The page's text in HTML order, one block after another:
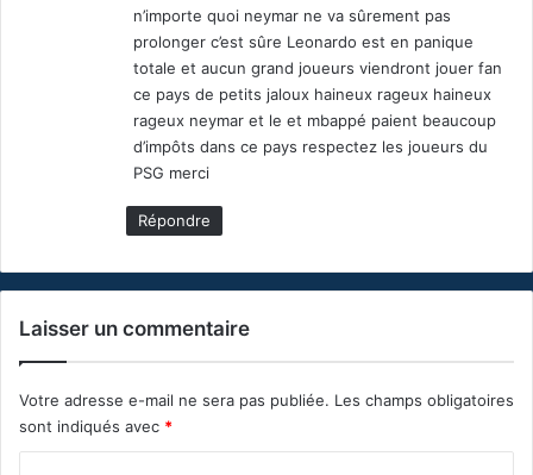
n’importe quoi neymar ne va sûrement pas
prolonger c’est sûre Leonardo est en panique
totale et aucun grand joueurs viendront jouer fan
ce pays de petits jaloux haineux rageux haineux
rageux neymar et le et mbappé paient beaucoup
d’impôts dans ce pays respectez les joueurs du
PSG merci
Répondre
Laisser un commentaire
Votre adresse e-mail ne sera pas publiée. Les champs obligatoires
sont indiqués avec *